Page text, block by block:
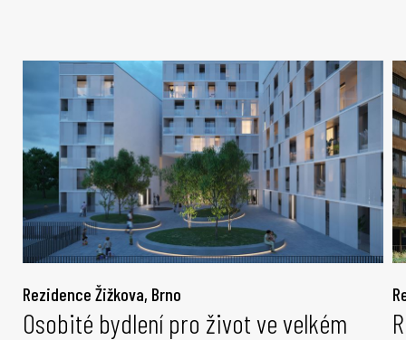
Rezidence Žižkova, Brno
Osobité bydlení pro život ve velkém